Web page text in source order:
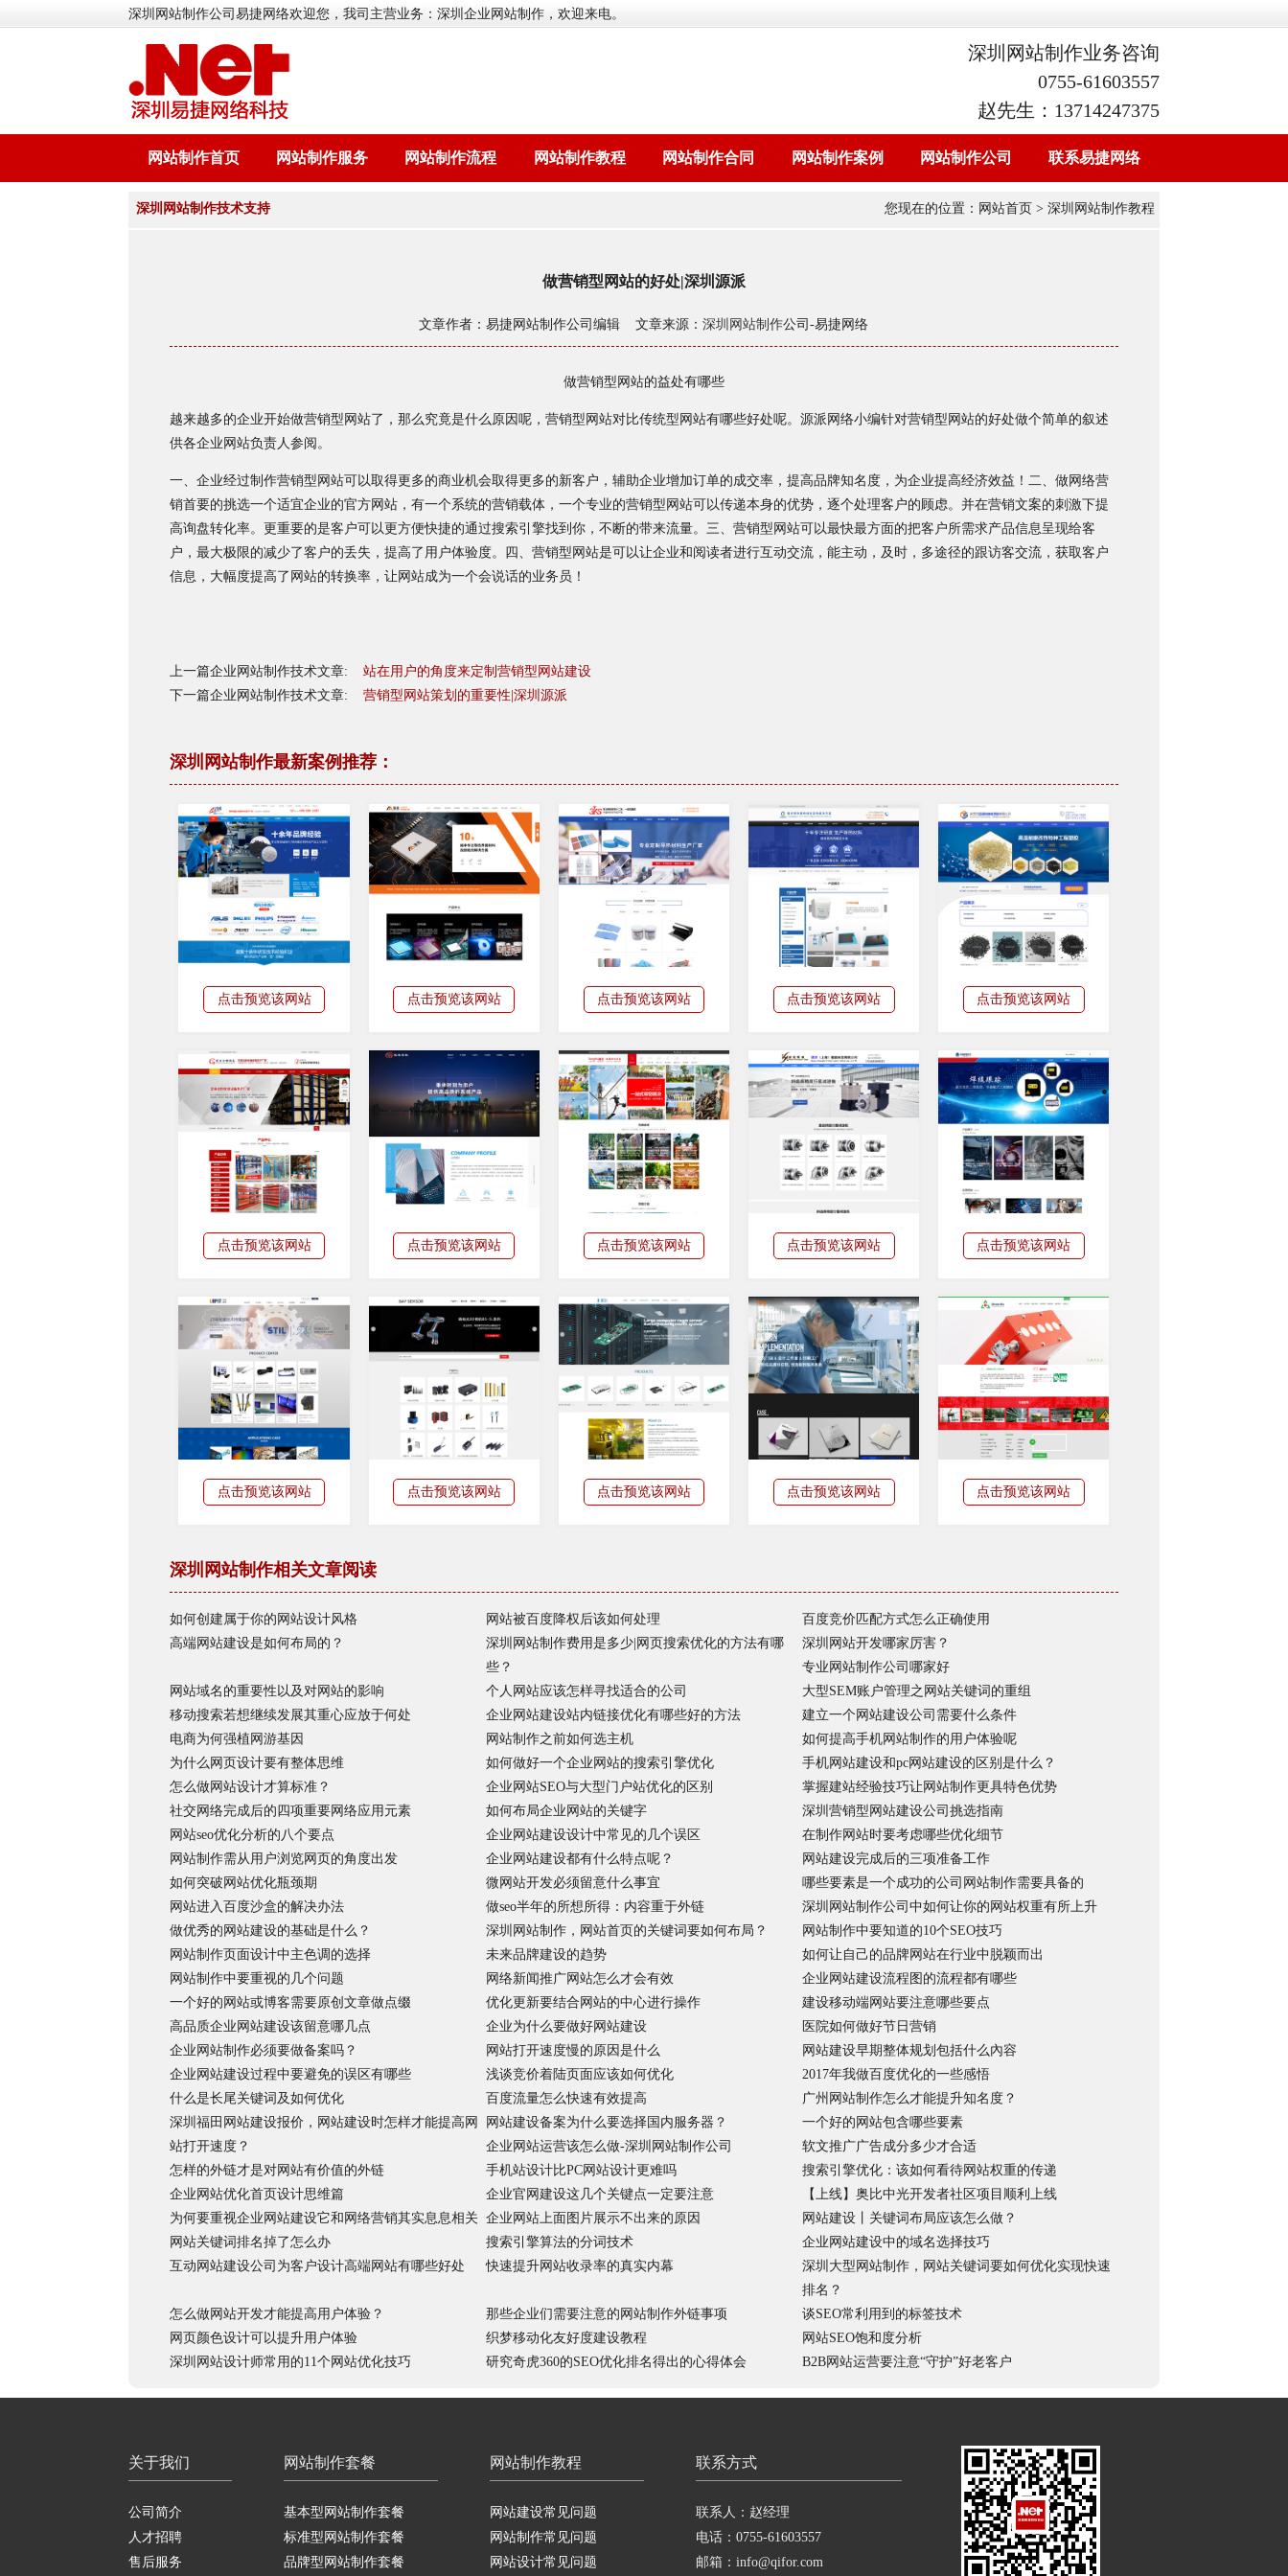
深圳网站制作公司易捷网络欢迎您，我司主营业务：深圳企业网站制作，欢迎来电。
深圳网站制作业务咨询
0755-61603557
赵先生：13714247375
网站制作首页 网站制作服务 网站制作流程 网站制作教程 网站制作合同 网站制作案例 网站制作公司 联系易捷网络
深圳网站制作技术支持 您现在的位置： 网站首页 > 深圳网站制作教程
做营销型网站的好处|深圳源派
文章作者：易捷网站制作公司编辑 文章来源：深圳网站制作公司-易捷网络
做营销型网站的益处有哪些
越来越多的企业开始做营销型网站了，那么究竟是什么原因呢，营销型网站对比传统型网站有哪些好处呢。源派网络小编针对营销型网站的好处做个简单的叙述
供各企业网站负责人参阅。
一、企业经过制作营销型网站可以取得更多的商业机会取得更多的新客户，辅助企业增加订单的成交率，提高品牌知名度，为企业提高经济效益！二、做网络营
销首要的挑选一个适宜企业的官方网站，有一个系统的营销载体，一个专业的营销型网站可以传递本身的优势，逐个处理客户的顾虑。并在营销文案的刺激下提
高询盘转化率。更重要的是客户可以更方便快捷的通过搜索引擎找到你，不断的带来流量。三、营销型网站可以最快最方面的把客户所需求产品信息呈现给客
户，最大极限的减少了客户的丢失，提高了用户体验度。四、营销型网站是可以让企业和阅读者进行互动交流，能主动，及时，多途径的跟访客交流，获取客户
信息，大幅度提高了网站的转换率，让网站成为一个会说话的业务员！
上一篇企业网站制作技术文章: 站在用户的角度来定制营销型网站建设
下一篇企业网站制作技术文章: 营销型网站策划的重要性|深圳源派
深圳网站制作最新案例推荐：
点击预览该网站 点击预览该网站 点击预览该网站 点击预览该网站 点击预览该网站
点击预览该网站 点击预览该网站 点击预览该网站 点击预览该网站 点击预览该网站
点击预览该网站 点击预览该网站 点击预览该网站 点击预览该网站 点击预览该网站
深圳网站制作相关文章阅读
如何创建属于你的网站设计风格 网站被百度降权后该如何处理
百度竞价匹配方式怎么正确使用
高端网站建设是如何布局的？
深圳网站制作费用是多少|网页搜索优化的方法有哪
些？
深圳网站开发哪家厉害？
专业网站制作公司哪家好
网站域名的重要性以及对网站的影响
个人网站应该怎样寻找适合的公司
大型SEM账户管理之网站关键词的重组
移动搜索若想继续发展其重心应放于何处
企业网站建设站内链接优化有哪些好的方法
建立一个网站建设公司需要什么条件
电商为何强植网游基因
网站制作之前如何选主机
如何提高手机网站制作的用户体验呢
为什么网页设计要有整体思维
如何做好一个企业网站的搜索引擎优化
手机网站建设和pc网站建设的区别是什么？
怎么做网站设计才算标准？
企业网站SEO与大型门户站优化的区别
掌握建站经验技巧让网站制作更具特色优势
社交网络完成后的四项重要网络应用元素
如何布局企业网站的关键字
深圳营销型网站建设公司挑选指南
网站seo优化分析的八个要点
企业网站建设设计中常见的几个误区
在制作网站时要考虑哪些优化细节
网站制作需从用户浏览网页的角度出发
企业网站建设都有什么特点呢？
网站建设完成后的三项准备工作
如何突破网站优化瓶颈期
微网站开发必须留意什么事宜
哪些要素是一个成功的公司网站制作需要具备的
网站进入百度沙盒的解决办法
做seo半年的所想所得：内容重于外链
深圳网站制作公司中如何让你的网站权重有所上升
做优秀的网站建设的基础是什么？
深圳网站制作，网站首页的关键词要如何布局？
网站制作中要知道的10个SEO技巧
网站制作页面设计中主色调的选择
未来品牌建设的趋势
如何让自己的品牌网站在行业中脱颖而出
网站制作中要重视的几个问题
网络新闻推广网站怎么才会有效
企业网站建设流程图的流程都有哪些
一个好的网站或博客需要原创文章做点缀
优化更新要结合网站的中心进行操作
建设移动端网站要注意哪些要点
高品质企业网站建设该留意哪几点
企业为什么要做好网站建设
医院如何做好节日营销
企业网站制作必须要做备案吗？
网站打开速度慢的原因是什么
网站建设早期整体规划包括什么內容
企业网站建设过程中要避免的误区有哪些
浅谈竞价着陆页面应该如何优化
2017年我做百度优化的一些感悟
什么是长尾关键词及如何优化
百度流量怎么快速有效提高
广州网站制作怎么才能提升知名度？
深圳福田网站建设报价，网站建设时怎样才能提高网
站打开速度？
网站建设备案为什么要选择国内服务器？
一个好的网站包含哪些要素
企业网站运营该怎么做-深圳网站制作公司
软文推广广告成分多少才合适
怎样的外链才是对网站有价值的外链
手机站设计比PC网站设计更难吗
搜索引擎优化：该如何看待网站权重的传递
企业网站优化首页设计思维篇
企业官网建设这几个关键点一定要注意
【上线】奥比中光开发者社区项目顺利上线
为何要重视企业网站建设它和网络营销其实息息相关 企业网站上面图片展示不出来的原因
网站建设丨关键词布局应该怎么做？
网站关键词排名掉了怎么办
搜索引擎算法的分词技术
企业网站建设中的域名选择技巧
互动网站建设公司为客户设计高端网站有哪些好处
快速提升网站收录率的真实内幕
深圳大型网站制作，网站关键词要如何优化实现快速
排名？
怎么做网站开发才能提高用户体验？
那些企业们需要注意的网站制作外链事项
谈SEO常利用到的标签技术
网页颜色设计可以提升用户体验
织梦移动化友好度建设教程
网站SEO饱和度分析
深圳网站设计师常用的11个网站优化技巧
研究奇虎360的SEO优化排名得出的心得体会 B2B网站运营要注意“守护”好老客户
关于我们
公司简介
人才招聘
售后服务
网站制作套餐
基本型网站制作套餐
标准型网站制作套餐
品牌型网站制作套餐
网站制作教程
网站建设常见问题
网站制作常见问题
网站设计常见问题
联系方式
联系人：赵经理
电话：0755-61603557
邮箱：info@qifor.com